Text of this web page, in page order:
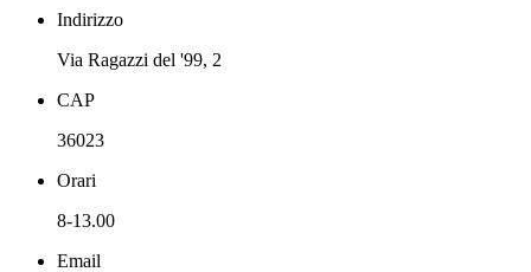
Indirizzo
Via Ragazzi del '99, 2
CAP
36023
Orari
8-13.00
Email